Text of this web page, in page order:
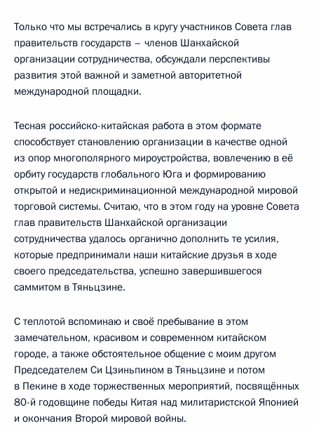
Только что мы встречались в кругу участников Совета глав
правительств государств – членов Шанхайской
организации сотрудничества, обсуждали перспективы
развития этой важной и заметной авторитетной
международной площадки.
Тесная российско-китайская работа в этом формате
способствует становлению организации в качестве одной
из опор многополярного мироустройства, вовлечению в её
орбиту государств глобального Юга и формированию
открытой и недискриминационной международной мировой
торговой системы. Считаю, что в этом году на уровне Совета
глав правительств Шанхайской организации
сотрудничества удалось органично дополнить те усилия,
которые предпринимали наши китайские друзья в ходе
своего председательства, успешно завершившегося
саммитом в Тяньцзине.
С теплотой вспоминаю и своё пребывание в этом
замечательном, красивом и современном китайском
городе, а также обстоятельное общение с моим другом
Председателем Си Цзиньпином в Тяньцзине и потом
в Пекине в ходе торжественных мероприятий, посвящённых
80-й годовщине победы Китая над милитаристской Японией
и окончания Второй мировой войны.